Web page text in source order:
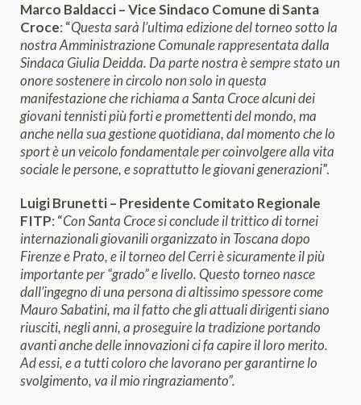
Marco Baldacci – Vice Sindaco Comune di Santa
Croce: “Questa sarà l’ultima edizione del torneo sotto la
nostra Amministrazione Comunale rappresentata dalla
Sindaca Giulia Deidda. Da parte nostra è sempre stato un
onore sostenere in circolo non solo in questa
manifestazione che richiama a Santa Croce alcuni dei
giovani tennisti più forti e promettenti del mondo, ma
anche nella sua gestione quotidiana, dal momento che lo
sport è un veicolo fondamentale per coinvolgere alla vita
sociale le persone, e soprattutto le giovani generazioni”.
Luigi Brunetti – Presidente Comitato Regionale
FITP: “Con Santa Croce si conclude il trittico di tornei
internazionali giovanili organizzato in Toscana dopo
Firenze e Prato, e il torneo del Cerri è sicuramente il più
importante per “grado” e livello. Questo torneo nasce
dall’ingegno di una persona di altissimo spessore come
Mauro Sabatini, ma il fatto che gli attuali dirigenti siano
riusciti, negli anni, a proseguire la tradizione portando
avanti anche delle innovazioni ci fa capire il loro merito.
Ad essi, e a tutti coloro che lavorano per garantirne lo
svolgimento, va il mio ringraziamento”.